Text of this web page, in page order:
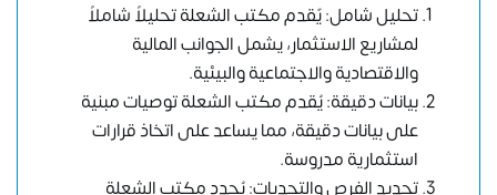
تحليل شامل: يٌقدم مكتب الشعلة تحليلاً شاملاً
لمشاريع الاستثمار، يشمل الجوانب المالية
والاقتصادية والاجتماعية والبيئية.
بيانات دقيقة: يُقدم مكتب الشعلة توصيات مبنية
على بيانات دقيقة، مما يساعد على اتخاذ قرارات
استثمارية مدروسة.
تحديد الفرص والتحديات: يُحدد مكتب الشعلة